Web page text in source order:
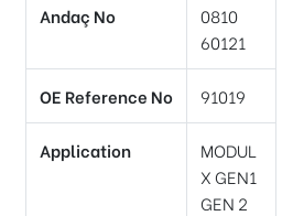
Andaç No
0810
60121
OE Reference No 91019
Application
MODUL
X GEN1
GEN 2